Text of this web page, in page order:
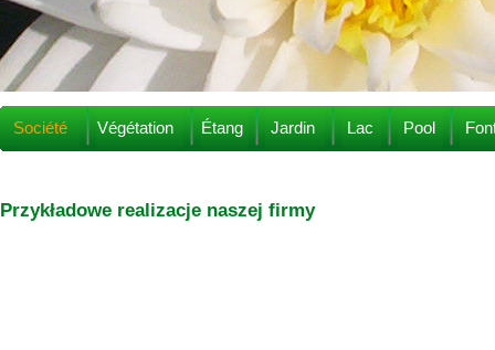
Société Végétation Étang Jardin Lac Pool
Przykładowe realizacje naszej firmy